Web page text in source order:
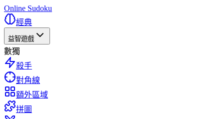
Online Sudoku
經典
益智遊戲
數獨
殺手
對角線
額外區域
拼圖